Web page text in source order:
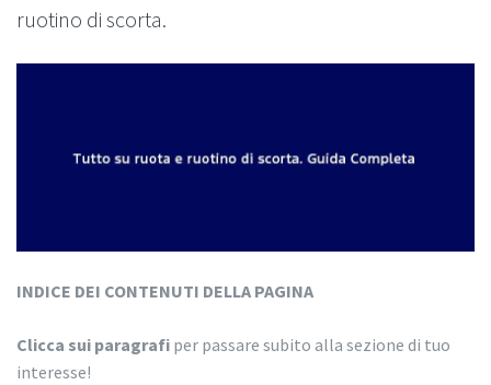
ruotino di scorta.
INDICE DEI CONTENUTI DELLA PAGINA
Clicca sui paragrafi per passare subito alla sezione di tuo
interesse!